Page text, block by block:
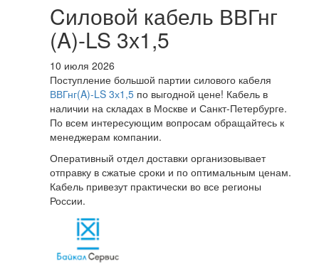
Cиловой кабель ВВГнг
(A)-LS 3х1,5
10 июля 2026
Поступление большой партии силового кабеля
ВВГнг(A)-LS 3х1,5 по выгодной цене! Кабель в
наличии на складах в Москве и Санкт-Петербурге.
По всем интересующим вопросам обращайтесь к
менеджерам компании.
Оперативный отдел доставки организовывает
отправку в сжатые сроки и по оптимальным ценам.
Кабель привезут практически во все регионы
России.